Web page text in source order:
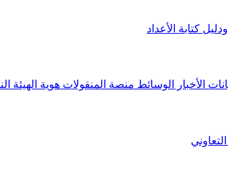
كتابة الأعداد
الأخبار الوسائط منصة المنقولات هوية الهيئة